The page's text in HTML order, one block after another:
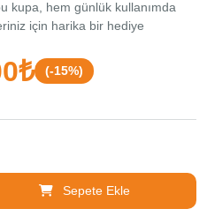
kupa, hem günlük kullanımda
için harika bir hediye
Malzeme Yüksek Kaliteli
3D Kedi Figürlü Kulp & Eğlenceli
Bitki Çayı, Ofis ve Ev Kullanımı
3D Kedi Tasarımlı Kapaklı
(-15%)
Sepete Ekle